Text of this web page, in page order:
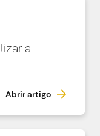
a
Abrir artigo